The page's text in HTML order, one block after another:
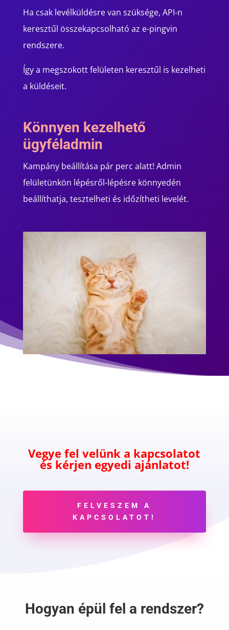
Ha csak levélküldésre van szüksége, API-n
keresztűl összekapcsolható az e-pingvin
rendszere.
Így a megszokott felületen keresztűl is kezelheti
a küldéseit.
Könnyen kezelhető
ügyféladmin
Kampány beállítása pár perc alatt! Admin
felületünkön lépésről-lépésre könnyedén
beállíthatja, tesztelheti és időzítheti levelét.
Vegye fel velünk a kapcsolatot
és kérjen egyedi ajánlatot!
FELVESZEM A
KAPCSOLATOT!
Hogyan épül fel a rendszer?